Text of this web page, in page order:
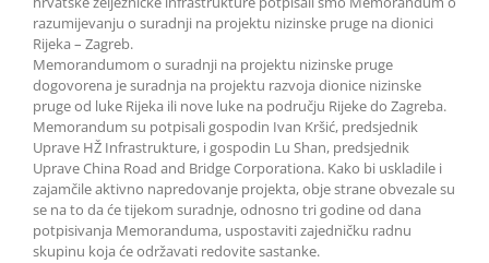
razumijevanju o suradnji na projektu nizinske pruge na dionici
Rijeka – Zagreb.
Memorandumom o suradnji na projektu nizinske pruge
dogovorena je suradnja na projektu razvoja dionice nizinske
pruge od luke Rijeka ili nove luke na području Rijeke do Zagreba.
Memorandum su potpisali gospodin Ivan Kršić, predsjednik
Uprave HŽ Infrastrukture, i gospodin Lu Shan, predsjednik
Uprave China Road and Bridge Corporationa. Kako bi uskladile i
zajamčile aktivno napredovanje projekta, obje strane obvezale su
se na to da će tijekom suradnje, odnosno tri godine od dana
potpisivanja Memoranduma, uspostaviti zajedničku radnu
skupinu koja će održavati redovite sastanke.